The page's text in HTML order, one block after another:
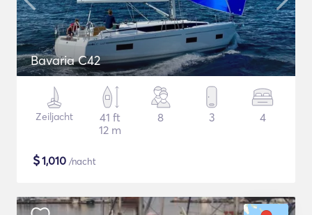
Bavaria C42
Zeiljacht
41 ft
12 m
8 3 4
$1,010 /nacht